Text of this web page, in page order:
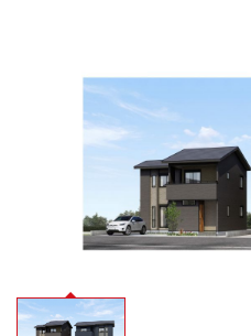
オーナー様の声
生活サービス・ その他
企業・IR情報